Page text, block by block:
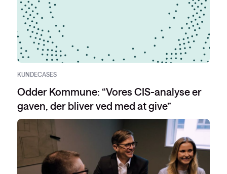
KUNDECASES
Odder Kommune: “Vores CIS-analyse er
gaven, der bliver ved med at give”